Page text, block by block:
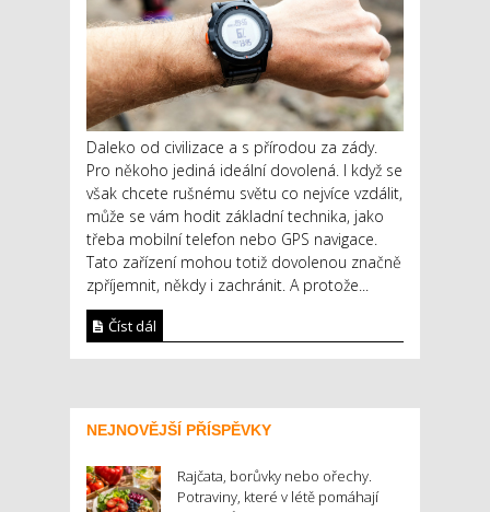
Daleko od civilizace a s přírodou za zády.
Pro někoho jediná ideální dovolená. I když se
však chcete rušnému světu co nejvíce vzdálit,
může se vám hodit základní technika, jako
třeba mobilní telefon nebo GPS navigace.
Tato zařízení mohou totiž dovolenou značně
zpříjemnit, někdy i zachránit. A protože...
Číst dál
NEJNOVĚJŠÍ PŘÍSPĚVKY
Rajčata, borůvky nebo ořechy.
Potraviny, které v létě pomáhají